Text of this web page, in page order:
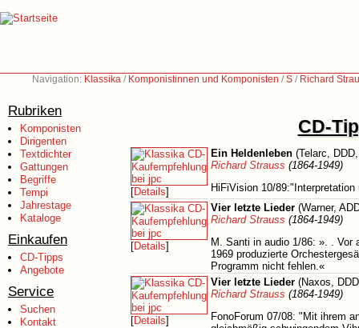
Navigation: Klassika / Komponistinnen und Komponisten /S / Richard
Rubriken
Komponisten
Dirigenten
Textdichter
Gattungen
Begriffe
Tempi
Jahrestage
Kataloge
Einkaufen
CD-Tipps
Angebote
Service
Suchen
Kontakt
CD-
[Details]
Ein Heldenleben (Telarc,
Richard Strauss (1864-1949)
HiFiVision 10/
[Details]
Vier letzte Lieder (Warner,
Richard Strauss (1864-1949)
M. Santi in audio 1/86: ». . Vor
1969 produzierte
Programm nicht fehlen.«
[Details]
Vier letzte Lieder (Naxos,
Richard Strauss (1864-1949)
FonoForum 07/08: "Mit ihrem